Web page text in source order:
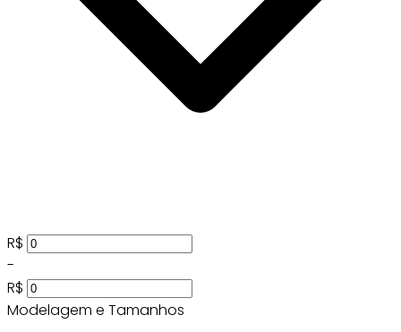
R$
-
R$
Modelagem e Tamanhos